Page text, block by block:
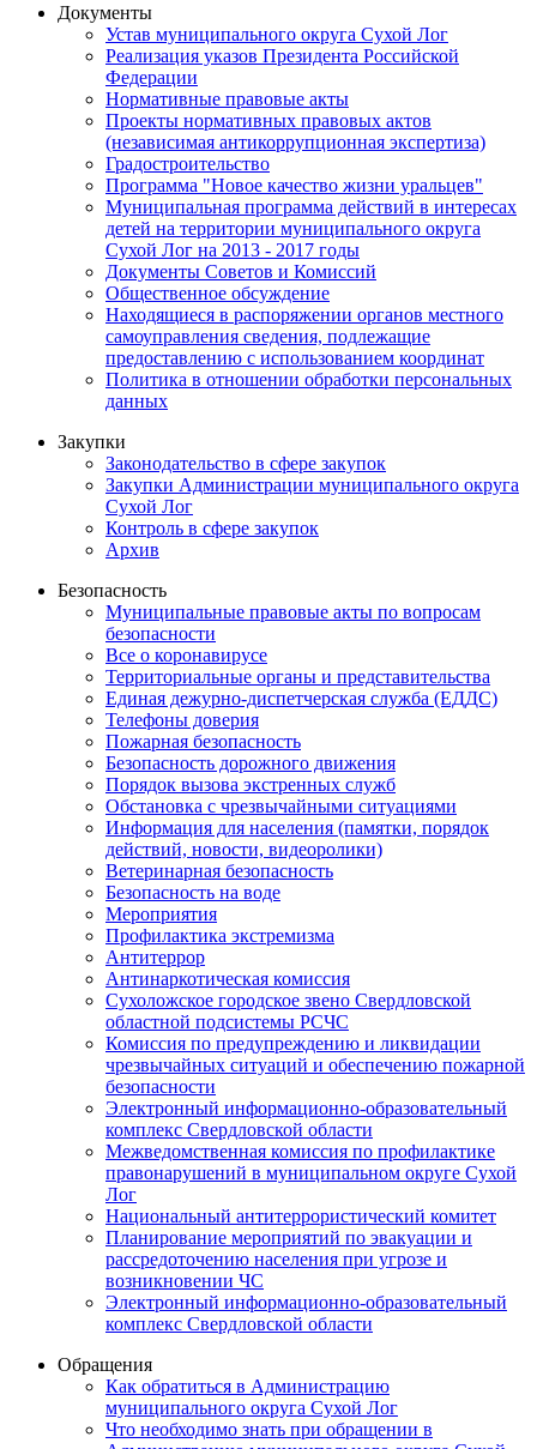
Документы
Устав муниципального округа Сухой Лог
Реализация указов Президента Российской
Федерации
Нормативные правовые акты
Проекты нормативных правовых актов
(независимая антикоррупционная экспертиза)
Градостроительство
Программа "Новое качество жизни уральцев"
Муниципальная программа действий в интересах
детей на территории муниципального округа
Сухой Лог на 2013 - 2017 годы
Документы Советов и Комиссий
Общественное обсуждение
Находящиеся в распоряжении органов местного
самоуправления сведения, подлежащие
предоставлению с использованием координат
Политика в отношении обработки персональных
данных
Закупки
Законодательство в сфере закупок
Закупки Администрации муниципального округа
Сухой Лог
Контроль в сфере закупок
Архив
Безопасность
Муниципальные правовые акты по вопросам
безопасности
Все о коронавирусе
Территориальные органы и представительства
Единая дежурно-диспетчерская служба (ЕДДС)
Телефоны доверия
Пожарная безопасность
Безопасность дорожного движения
Порядок вызова экстренных служб
Обстановка с чрезвычайными ситуациями
Информация для населения (памятки, порядок
действий, новости, видеоролики)
Ветеринарная безопасность
Безопасность на воде
Мероприятия
Профилактика экстремизма
Антитеррор
Антинаркотическая комиссия
Сухоложское городское звено Свердловской
областной подсистемы РСЧС
Комиссия по предупреждению и ликвидации
чрезвычайных ситуаций и обеспечению пожарной
безопасности
Электронный информационно-образовательный
комплекс Cвердловской области
Межведомственная комиссия по профилактике
правонарушений в муниципальном округе Сухой
Лог
Национальный антитеррористический комитет
Планирование мероприятий по эвакуации и
рассредоточению населения при угрозе и
возникновении ЧС
Электронный информационно-образовательный
комплекс Свердловской области
Обращения
Как обратиться в Администрацию
муниципального округа Сухой Лог
Что необходимо знать при обращении в